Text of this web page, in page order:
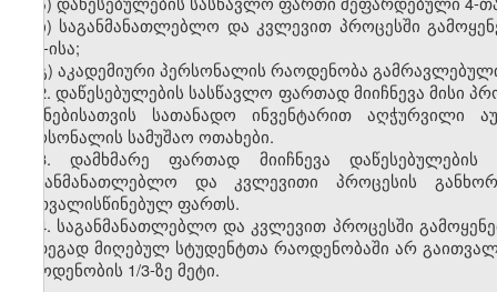
ბ) საგანმანათლებლო და კვლევით პროცესში
500-ისა;
გ) აკადემიური პერსონალის რაოდენობა
2.დაწესებულების სასწავლო ფართად მიიჩნევა მისი
მიზნებისათვის სათანადო ინვენტარით
პერსონალის სამუშაო ოთახები.
3.დამხმარე ფართად მიიჩნევა
საგანმანათლებლო და კვლევითი პროცესის
გათვალისწინებულ ფართს.
4. საგანმანათლებლო და კვლევით პროცესში
შედეგად მიღებულ სტუდენტთა რაოდენობაში არ
რაოდენობის 1/3-ზე მეტი.